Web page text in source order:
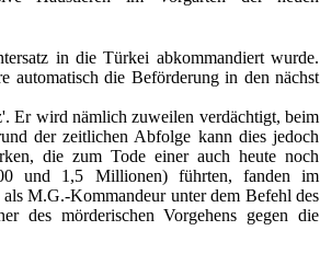
in die Türkei abkommandiert wurde.
automatisch die Beförderung in den nächst
Er wird nämlich zuweilen verdächtigt, beim
der zeitlichen Abfolge kann dies jedoch
die zum Tode einer auch heute noch
und 1,5 Millionen) führten, fanden im
M.G.-Kommandeur unter dem Befehl des
des mörderischen Vorgehens gegen die